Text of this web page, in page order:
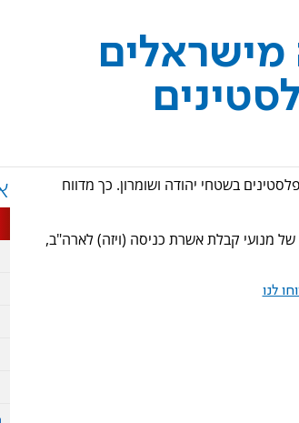
מישראלים
בשטחי יהודה ושומרון. כך מדווח
מנועי קבלת אשרת כניסה (ויזה) לארה"ב,
לנו